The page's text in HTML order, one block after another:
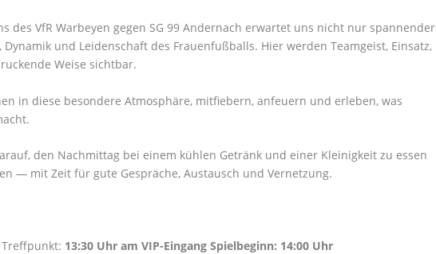
des VfR Warbeyen gegen SG 99 Andernach erwartet uns nicht nur spannender
und Leidenschaft des Frauenfußballs. Hier werden Teamgeist, Einsatz,
Weise sichtbar.
in diese besondere Atmosphäre, mitfiebern, anfeuern und erleben, was
den Nachmittag bei einem kühlen Getränk und einer Kleinigkeit zu essen
— mit Zeit für gute Gespräche, Austausch und Vernetzung.
13:30 Uhr am VIP-Eingang Spielbeginn: 14:00 Uhr